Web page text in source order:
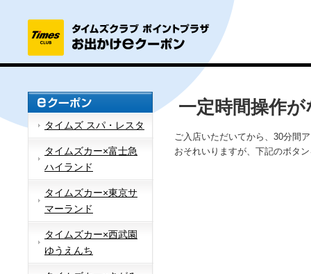
タイムズ スパ・レスタ
タイムズカー×富士急
ハイランド
タイムズカー×東京サ
マーランド
タイムズカー×西武園
ゆうえんち
一定時間操作
ご入店いただいてから、30分間
おそれいりますが、下記のボタ